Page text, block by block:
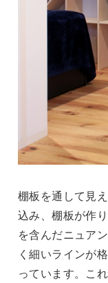
棚板を通して見
込み、棚板が作
を含んだニュア
く細いラインが
っています。こ